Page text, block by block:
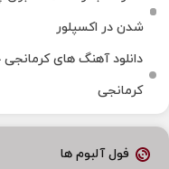
شدن در اکسپلور
دانلود آهنگ‌ های
کرمانجی
فول آلبوم ها